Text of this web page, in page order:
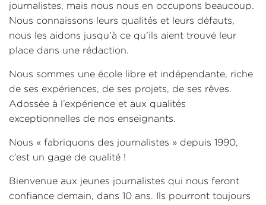
journalistes, mais nous nous en occupons beaucoup.
Nous connaissons leurs qualités et leurs défauts,
nous les aidons jusqu’à ce qu’ils aient trouvé leur
place dans une rédaction.
Nous sommes une école libre et indépendante, riche
de ses expériences, de ses projets, de ses rêves.
Adossée à l’expérience et aux qualités
exceptionnelles de nos enseignants.
Nous « fabriquons des journalistes » depuis 1990,
c’est un gage de qualité !
Bienvenue aux jeunes journalistes qui nous feront
confiance demain, dans 10 ans. Ils pourront toujours